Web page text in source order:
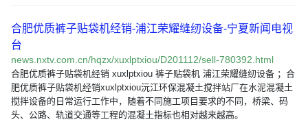
合肥优质裤子贴袋机经销-浦江荣耀缝纫设备-宁夏新闻电视
台
news.nxtv.com.cn/hqzx/xuxlptxiou/D201112/sell-780392.html
合肥优质裤子贴袋机经销 xuxlptxiou 裤子贴袋机 浦江荣耀缝纫设备 ；合
肥优质裤子贴袋机经销xuxlptxiou沅江环保混凝土搅拌站厂在水泥混凝土
搅拌设备的日常运行工作中，随着不同施工项目要求的不同，桥梁、码
头、公路、轨道交通等工程的混凝土指标也相对越来越高。